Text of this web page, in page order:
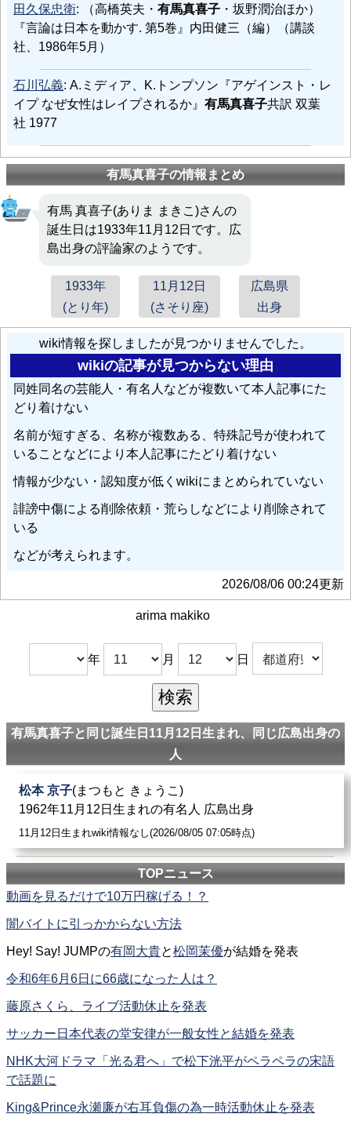
田久保忠衛: （高橋英夫・ 有馬真喜子 ・坂野潤治ほか）
『言論は日本を動かす. 第5巻』内田健三（編）（講談
社、1986年5月）
石川弘義: A.ミディア、K.トンプソン『アゲインスト・レ
イプ なぜ女性はレイプされるか』 有馬真喜子共訳 双葉
社 1977
有馬真喜子の情報まとめ
有馬 真喜子(ありま まきこ)さんの
誕生日は1933年11月12日です。広
島出身の評論家のようです。
1933年
(とり年)
11月12日
(さそり座)
広島県
出身
wiki情報を探しましたが見つかりませんでした。
wikiの記事が見つからない理由
同姓同名の芸能人・有名人などが複数いて本人記事にた
どり着けない
名前が短すぎる、名称が複数ある、特殊記号が使われて
いることなどにより本人記事にたどり着けない
情報が少ない・認知度が低くwikiにまとめられていない
誹謗中傷による削除依頼・荒らしなどにより削除されて
いる
などが考えられます。
2026/08/06 00:24更新
arima makiko
年 月 日
有馬真喜子と同じ誕生日11月12日生まれ、同じ広島出身の
人
松本 京子(まつもと きょうこ)
1962年11月12日生まれの有名人 広島出身
11月12日生まれwiki情報なし(2026/08/05 07:05時点)
TOPニュース
動画を見るだけで10万円稼げる！？
闇バイトに引っかからない方法
Hey! Say! JUMPの有岡大貴と松岡茉優が結婚を発表
令和6年6月6日に66歳になった人は？
藤原さくら、ライブ活動休止を発表
サッカー日本代表の堂安律が一般女性と結婚を発表
NHK大河ドラマ「光る君へ」で松下洸平がペラペラの宋語
で話題に
King&Prince永瀬廉が右耳負傷の為一時活動休止を発表